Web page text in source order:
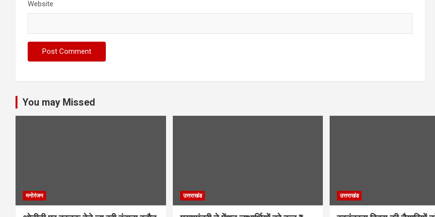
Website
You may Missed
मनोरंजन उत्तराखंड उत्तराखंड